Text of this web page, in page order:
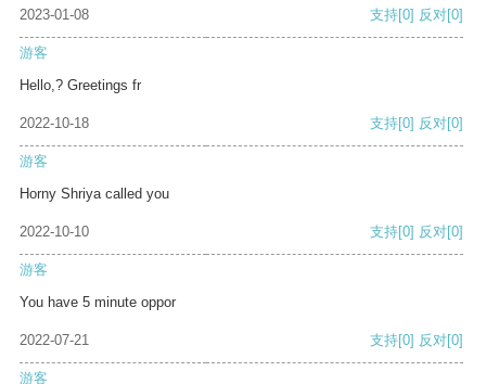
2023-01-08 支持[0] 反对[0]
游客
Hello,? Greetings fr
2022-10-18 支持[0] 反对[0]
游客
Horny Shriya called you
2022-10-10 支持[0] 反对[0]
游客
You have 5 minute oppor
2022-07-21 支持[0] 反对[0]
游客